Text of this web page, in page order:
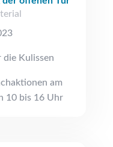
Kulissen
am
10 bis 16 Uhr